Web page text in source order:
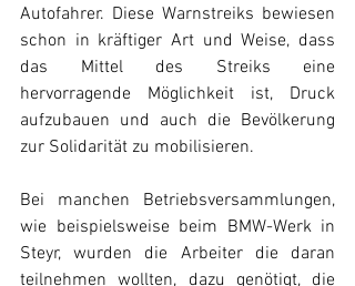
Autofahrer. Diese Warnstreiks bewiesen
schon in kräftiger Art und Weise, dass
das Mittel des Streiks eine
hervorragende Möglichkeit ist, Druck
aufzubauen und auch die Bevölkerung
zur Solidarität zu mobilisieren.
Bei manchen Betriebsversammlungen,
wie beispielsweise beim BMW-Werk in
Steyr, wurden die Arbeiter die daran
teilnehmen wollten, dazu genötigt, die